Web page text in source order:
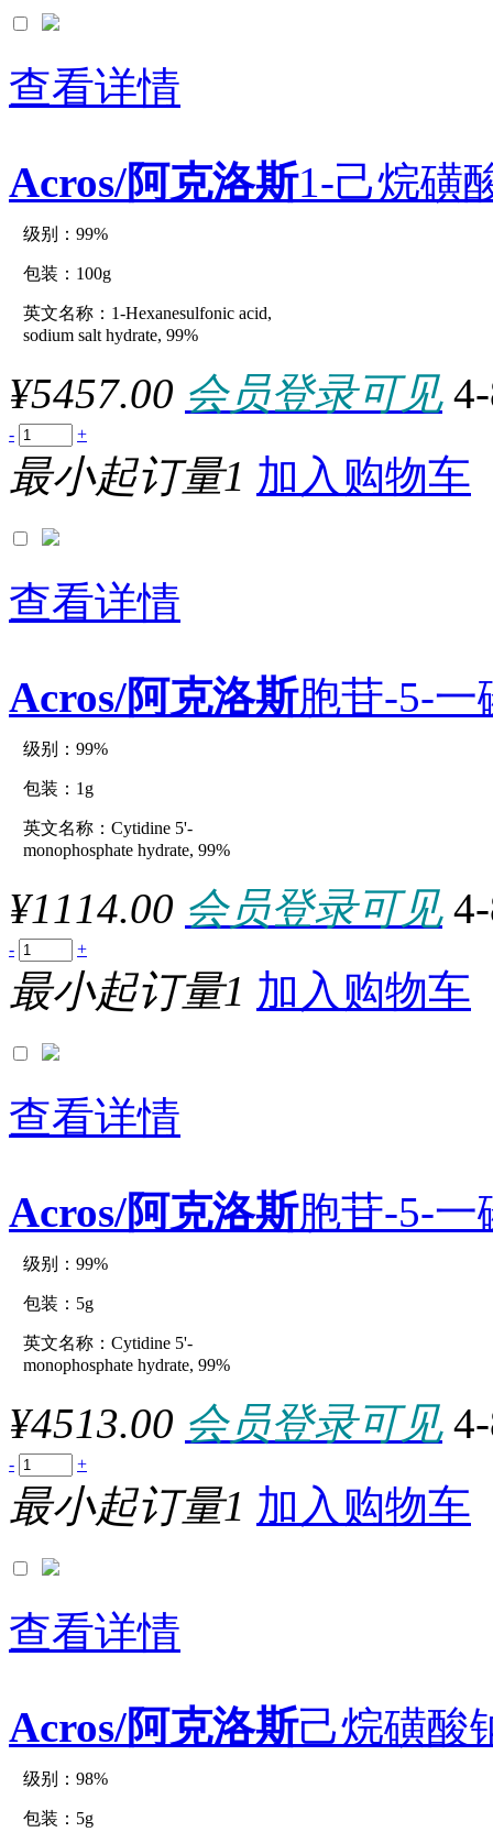
*5x20cm
*5x24cm
*5x25g
*5x500g
*5x50cm
*5x50m
*5x60cm
*5x90cm
*6x100ml
*6x110ml
*6x200ml
*6x500ml
0.005mg
0.005UNIT
0.04U
0.04UNIT
0.05g
0.05mole
0.125ML
0.15G
0.1ml
0.1MMOL
0.1mol
0.1MU
0.1UN
0.25L
0.25lb
0.25mole
0.25U
0.25UN
0.2ml
0.2mole
0.3G
0.4G
0.4mg
0.4ML
0.55ml
0.5g
0.5L
0.5m
0.5mole
0.5MU
0.5uMOL
0.5μmol
0.65ml
0.6ml
查看详情
Acros/阿克洛斯1-己烷磺
原厂型号：C20612-100g
参数：
级别：99%
包装：100g
英文名称：1-Hexanesulfonic acid,
sodium salt hydrate, 99%
¥5457.00 会员登录可见
- +
最小起订量1 加入购物车
查看详情
Acros/阿克洛斯胞苷-5-一
原厂型号：C22621-1g
参数：
级别：99%
包装：1g
英文名称：Cytidine 5'-
monophosphate hydrate, 99%
¥1114.00 会员登录可见
- +
最小起订量1 加入购物车
查看详情
Acros/阿克洛斯胞苷-5-一
原厂型号：C22621-5g
参数：
级别：99%
包装：5g
英文名称：Cytidine 5'-
monophosphate hydrate, 99%
¥4513.00 会员登录可见
- +
最小起订量1 加入购物车
查看详情
Acros/阿克洛斯己烷磺酸
原厂型号：C41160-5g
级别：98%
包装：5g